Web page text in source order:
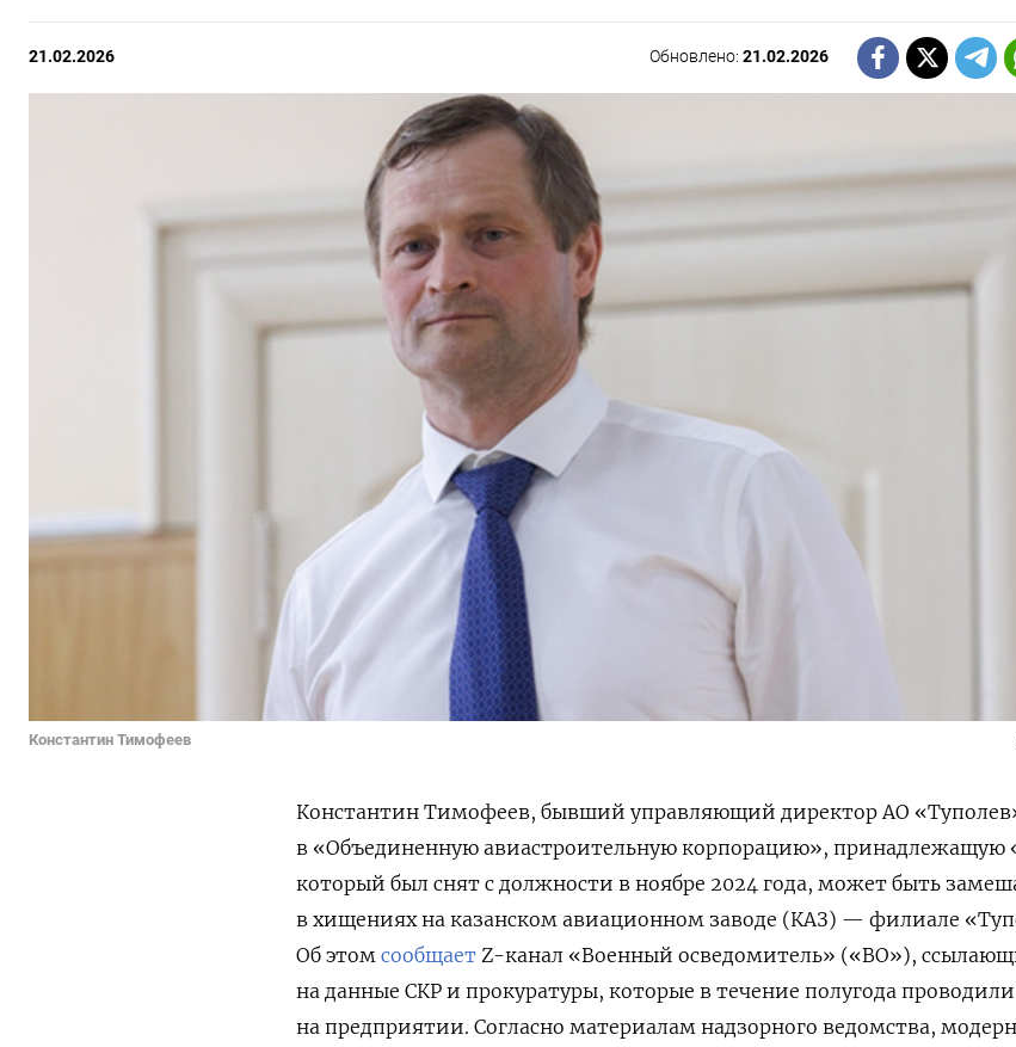
21.02.2026 Обновлено:21.02.2026
Константин Тимофеев
Константин Тимофеев, бывший управляющий директор АО
в «Объединенную авиастроительную корпорацию», принадлежащую
который был снят с должности в ноябре 2024 года, может быть
в хищениях на казанском авиационном заводе (КАЗ) — филиале
Об этом сообщает Z-канал «Военный осведомитель» («ВО»),
на данные СКР и прокуратуры, которые в течение полугода
на предприятии. Согласно материалам надзорного ведомства,